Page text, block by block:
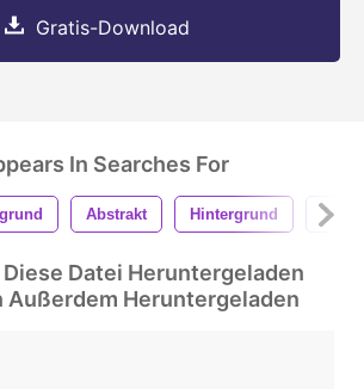
Gratis-Download
In Searches For
Abstrakt Hintergrund
Datei Heruntergeladen
Außerdem Heruntergeladen